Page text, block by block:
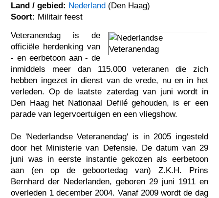
Land / gebied: Nederland (Den Haag)
Soort: Militair feest
Veteranendag is de
officiële herdenking van
- en eerbetoon aan - de
inmiddels meer dan 115.000 veteranen die zich
hebben ingezet in dienst van de vrede, nu en in het
verleden. Op de laatste zaterdag van juni wordt in
Den Haag het Nationaal Defilé gehouden, is er een
parade van legervoertuigen en een vliegshow.
De 'Nederlandse Veteranendag' is in 2005 ingesteld
door het Ministerie van Defensie. De datum van 29
juni was in eerste instantie gekozen als eerbetoon
aan (en op de geboortedag van) Z.K.H. Prins
Bernhard der Nederlanden, geboren 29 juni 1911 en
overleden 1 december 2004. Vanaf 2009 wordt de dag